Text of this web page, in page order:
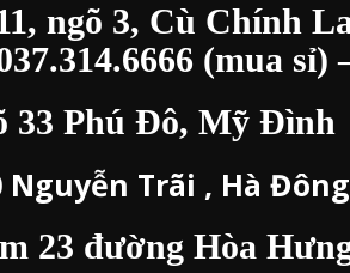
ngõ 3, Cù Chính
(mua sỉ)
33 Phú Đô, Mỹ Đình
Nguyễn Trãi , Hà
23 đường Hòa